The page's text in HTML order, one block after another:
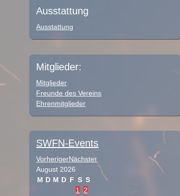
Ausstattung
Ausstattung
Mitglieder:
Mitglieder
Freunde des Vereins
Ehrenmitglieder
SWFN-Events
VorherigerNächster
August 2026
M D M D F S S
1 2